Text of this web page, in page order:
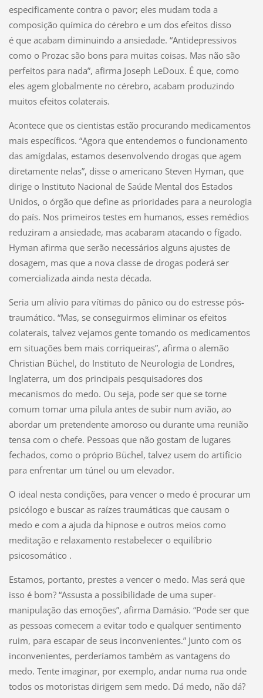
especificamente contra o pavor; eles mudam toda a
composição química do cérebro e um dos efeitos disso
é que acabam diminuindo a ansiedade. “Antidepressivos
como o Prozac são bons para muitas coisas. Mas não são
perfeitos para nada”, afirma Joseph LeDoux. É que, como
eles agem globalmente no cérebro, acabam produzindo
muitos efeitos colaterais.
Acontece que os cientistas estão procurando medicamentos
mais específicos. “Agora que entendemos o funcionamento
das amígdalas, estamos desenvolvendo drogas que agem
diretamente nelas”, disse o americano Steven Hyman, que
dirige o Instituto Nacional de Saúde Mental dos Estados
Unidos, o órgão que define as prioridades para a neurologia
do país. Nos primeiros testes em humanos, esses remédios
reduziram a ansiedade, mas acabaram atacando o fígado.
Hyman afirma que serão necessários alguns ajustes de
dosagem, mas que a nova classe de drogas poderá ser
comercializada ainda nesta década.
Seria um alívio para vítimas do pânico ou do estresse pós-
traumático. “Mas, se conseguirmos eliminar os efeitos
colaterais, talvez vejamos gente tomando os medicamentos
em situações bem mais corriqueiras”, afirma o alemão
Christian Büchel, do Instituto de Neurologia de Londres,
Inglaterra, um dos principais pesquisadores dos
mecanismos do medo. Ou seja, pode ser que se torne
comum tomar uma pílula antes de subir num avião, ao
abordar um pretendente amoroso ou durante uma reunião
tensa com o chefe. Pessoas que não gostam de lugares
fechados, como o próprio Büchel, talvez usem do artifício
para enfrentar um túnel ou um elevador.
O ideal nesta condições, para vencer o medo é procurar um
psicólogo e buscar as raízes traumáticas que causam o
medo e com a ajuda da hipnose e outros meios como
meditação e relaxamento restabelecer o equilíbrio
psicosomático .
Estamos, portanto, prestes a vencer o medo. Mas será que
isso é bom? “Assusta a possibilidade de uma super-
manipulação das emoções”, afirma Damásio. “Pode ser que
as pessoas comecem a evitar todo e qualquer sentimento
ruim, para escapar de seus inconvenientes.” Junto com os
inconvenientes, perderíamos também as vantagens do
medo. Tente imaginar, por exemplo, andar numa rua onde
todos os motoristas dirigem sem medo. Dá medo, não dá?